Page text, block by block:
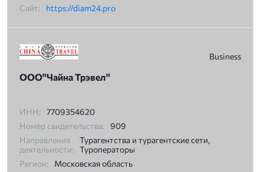
Сайт:
https://diam24.pro
Business
ООО"Чайна Трэвел"
ИНН: 7709354620
Номер свидетельства: 909
Направления
деятельности:
Турагентства и турагентские сети,
Туроператоры
Регион:
Московская область